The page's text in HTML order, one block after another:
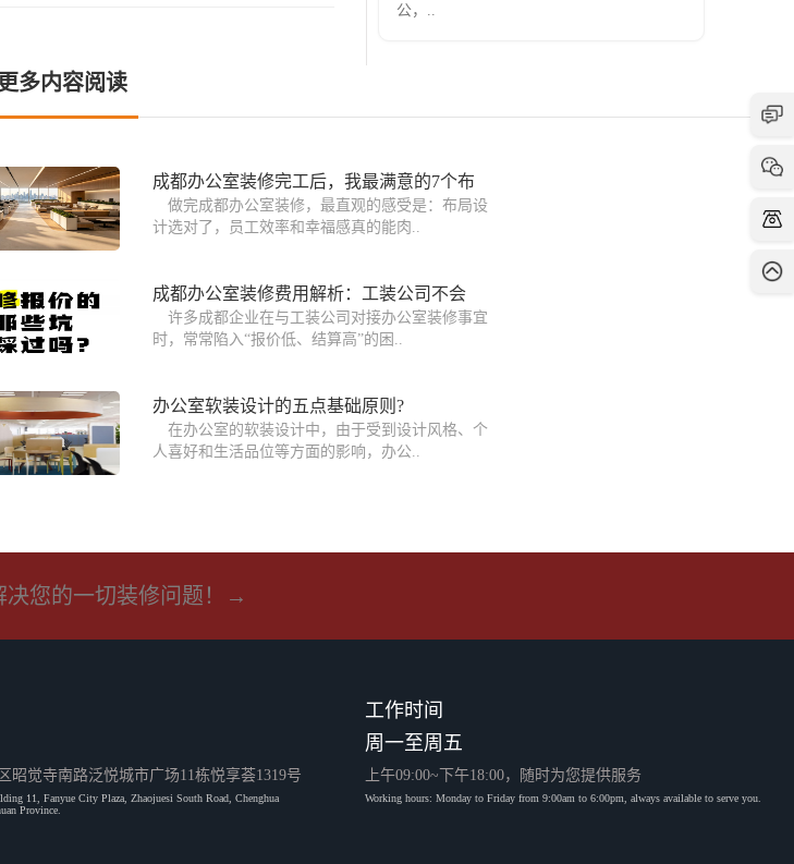
公，..
多内容阅读
成都办公室装修完工后，我最满意的7个布
做完成都办公室装修，最直观的感受是：布局设
计选对了，员工效率和幸福感真的能肉..
成都办公室装修费用解析：工装公司不会
许多成都企业在与工装公司对接办公室装修事宜
时，常常陷入“报价低、结算高”的困..
办公室软装设计的五点基础原则?
在办公室的软装设计中，由于受到设计风格、个
人喜好和生活品位等方面的影响，办公..
决您的一切装修问题！→
昭觉寺南路泛悦城市广场11栋悦享荟1319号
11, Fanyue City Plaza, Zhaojuesi South Road, Chenghua
Province.
工作时间
周一至周五
上午09:00~下午18:00，随时为您提供服务
Working hours: Monday to Friday from 9:00am to 6:00pm, always available to serve you.